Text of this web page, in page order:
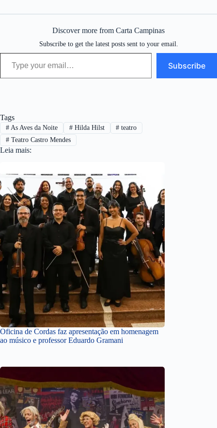
Discover more from Carta Campinas
Subscribe to get the latest posts sent to your email.
Type your email…
Subscribe
Tags
#As Aves da Noite #Hilda Hilst # teatro
#Teatro Castro Mendes
Leia mais:
Oficina de Cordas faz apresentação em homenagem
ao músico e professor Eduardo Gramani